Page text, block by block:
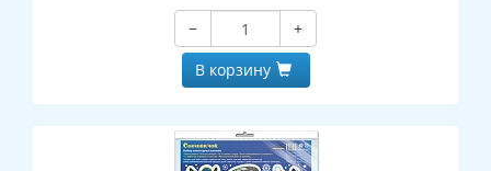
−
+
В корзину